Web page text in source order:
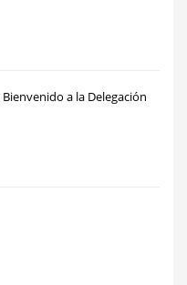
Bienvenido a la Delegación